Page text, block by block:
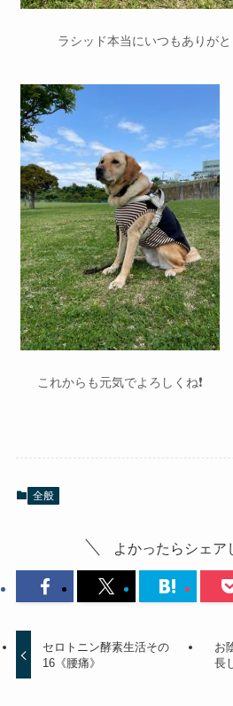
ラシッド本当にいつもありがと
これからも元気でよろしくね❗️
全般
よかったらシェア
セロトニン酵素生活その
16《腰痛》
お
長